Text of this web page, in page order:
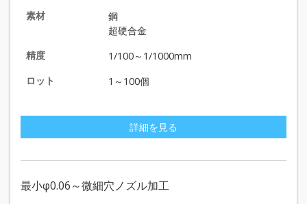
素材
鋼
超硬合金
精度
1/100～1/1000mm
ロット
1～100個
詳細を見る
最小φ0.06～微細穴ノズル加工